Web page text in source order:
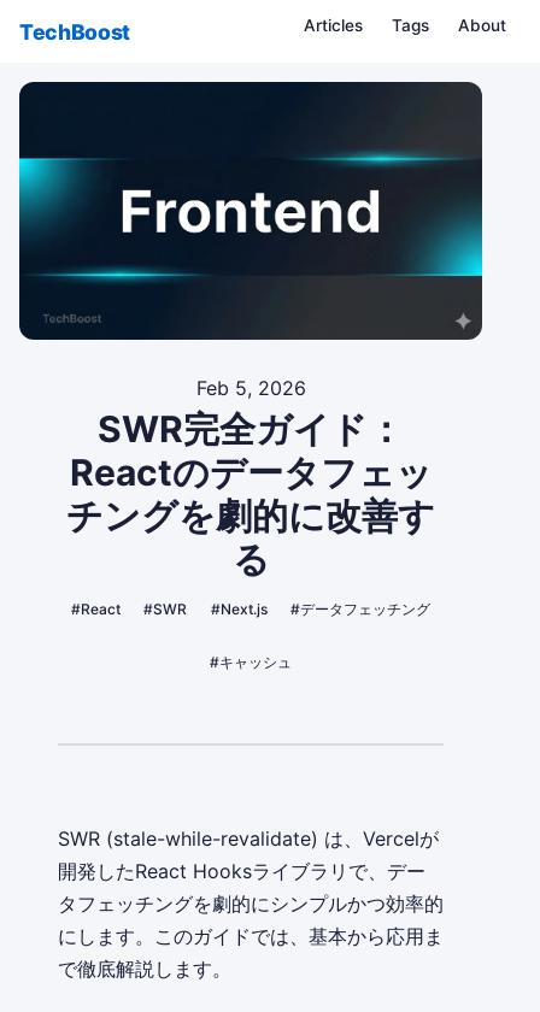
TechBoost Articles Tags About
Feb 5, 2026
SWR完全ガイド：
Reactのデータフェッ
チングを劇的に改善す
る
#React #SWR #Next.js #データフェッチング
#キャッシュ
SWR (stale-while-revalidate) は、Vercelが
開発したReact Hooksライブラリで、デー
タフェッチングを劇的にシンプルかつ効率的
にします。このガイドでは、基本から応用ま
で徹底解説します。